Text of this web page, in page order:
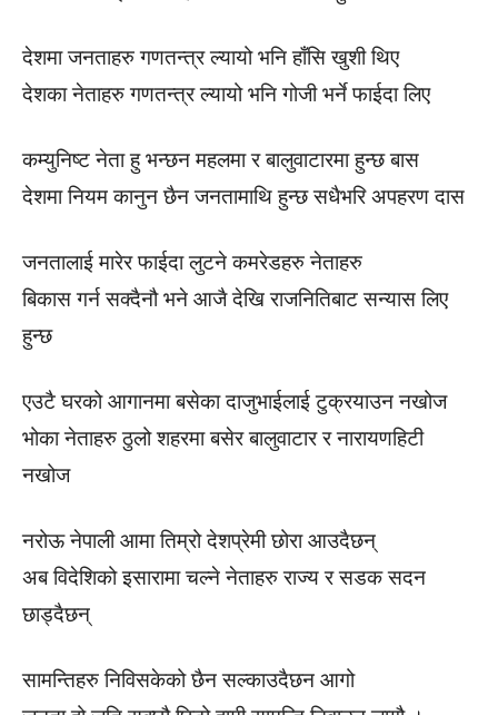
देशमा जनताहरु गणतन्त्र ल्यायो भनि हाँसि खुशी थिए
देशका नेताहरु गणतन्त्र ल्यायो भनि गोजी भर्ने फाईदा लिए
कम्युनिष्ट नेता हु भन्छन महलमा र बालुवाटारमा हुन्छ बास
देशमा नियम कानुन छैन जनतामाथि हुन्छ सधैभरि अपहरण दास
जनतालाई मारेर फाईदा लुटने कमरेडहरु नेताहरु
बिकास गर्न सक्दैनौ भने आजै देखि राजनितिबाट सन्यास लिए
हुन्छ
एउटै घरको आगानमा बसेका दाजुभाईलाई टुक्रयाउन नखोज
भोका नेताहरु ठुलो शहरमा बसेर बालुवाटार र नारायणहिटी
नखोज
नरोऊ नेपाली आमा तिम्रो देशप्रेमी छोरा आउदैछन्
अब विदेशिको इसारामा चल्ने नेताहरु राज्य र सडक सदन
छाड्दैछन्
सामन्तिहरु निविसकेको छैन सल्काउदैछन आगो